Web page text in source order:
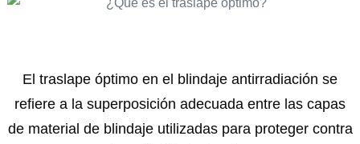
El traslape óptimo en el blindaje antirradiación se
refiere a la superposición adecuada entre las capas
de material de blindaje utilizadas para proteger contra